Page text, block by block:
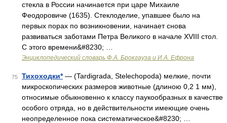
стекла в России начинается при царе Михаиле
Феодоровиче (1635). Стеклоделие, упавшее было на
первых порах по возникновении, начинает снова
развиваться заботами Петра Великого в начале XVIII стол.
С этого времени&#8230; …
Энциклопедический словарь Ф.А. Брокгауза и И.А. Ефрона
75 Тихоходки*— (Tardigrada, Stelechopoda) мелкие, почти
микроскопических размеров животные (длиною 0,2 1 мм),
относимые обыкновенно к классу паукообразных в качестве
особого отряда, но в действительности имеющие очень
неопределенное пока систематическое&#8230; …